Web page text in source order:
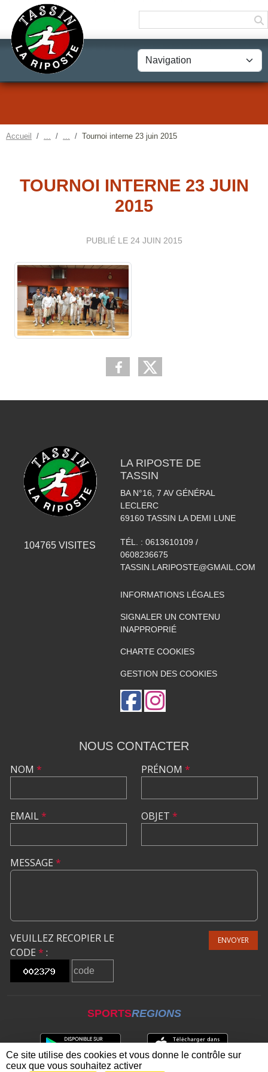
Accueil Tournoi interne 23 juin 2015
TOURNOI INTERNE 23 JUIN
2015
PUBLIÉ LE 24 JUIN 2015
104765 VISITES
LA RIPOSTE DE
TASSIN
BA N°16, 7 AV GÉNÉRAL
LECLERC
69160 TASSIN LA DEMI LUNE
TÉL. : 0613610109 /
0608236675
TASSIN.LARIPOSTE@GMAIL.COM
INFORMATIONS LÉGALES
SIGNALER UN CONTENU
INAPPROPRIÉ
CHARTE COOKIES
GESTION DES COOKIES
NOUS CONTACTER
NOM *
EMAIL*
PRÉNOM *
OBJET *
MESSAGE *
VEUILLEZ RECOPIER LE
CODE * :
ENVOYER
SPORTSREGIONS
Panneau de gestion des cookies
Ce site utilise des cookies et vous donne le contrôle sur
ceux que vous souhaitez activer